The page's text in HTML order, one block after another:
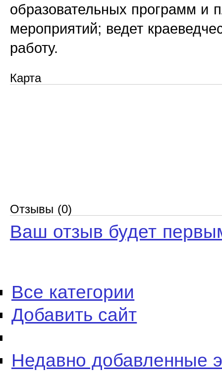
образовательных программ и
мероприятий; ведет
работу.
Карта
Отзывы (0)
Ваш отзыв будет
Все категории
Добавить сайт
Недавно добавленные